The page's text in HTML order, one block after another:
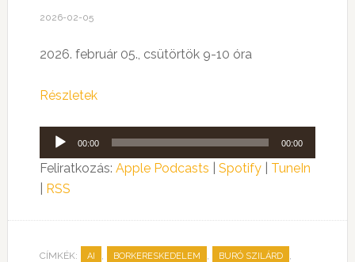
2026-02-05
2026. február 05., csütörtök 9-10 óra
Részletek
Audió
lejátszó
00:00 00:00
Feliratkozás: Apple Podcasts Spotify| TuneIn
RSS
CÍMKÉK: AI , BORKERESKEDELEM , BURÓ SZILÁRD ,